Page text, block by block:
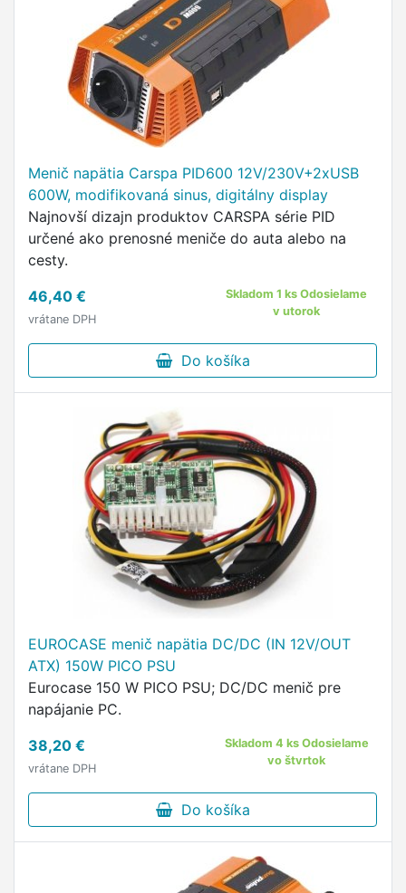
Menič napätia Carspa PID600 12V/230V+2xUSB
600W, modifikovaná sinus, digitálny display
Najnovší dizajn produktov CARSPA série PID
určené ako prenosné meniče do auta alebo na
cesty.
46,40 €
vrátane DPH
Skladom 1 ks Odosielame
v utorok
Do košíka
EUROCASE menič napätia DC/DC (IN 12V/OUT
ATX) 150W PICO PSU
Eurocase 150 W PICO PSU; DC/DC menič pre
napájanie PC.
38,20 €
vrátane DPH
Skladom 4 ks Odosielame
vo štvrtok
Do košíka